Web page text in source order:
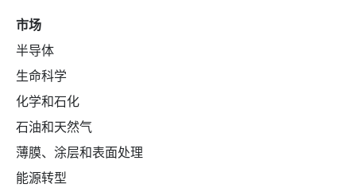
市场
半导体
生命科学
化学和石化
石油和天然气
薄膜、涂层和表面处理
能源转型